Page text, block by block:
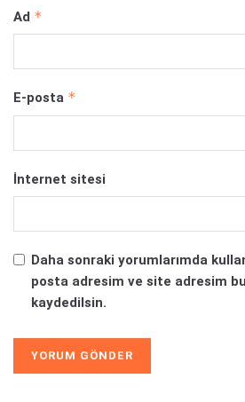
Ad *
E-posta *
İnternet sitesi
Daha sonraki yorumlarımda
posta adresim ve site adresim
kaydedilsin.